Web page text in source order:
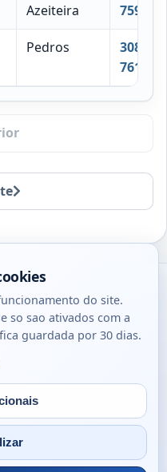
Azeiteira
759
Pedros
3080-
761
Campos
Email
do site.
so sao ativados com a
guardada por 30 dias.